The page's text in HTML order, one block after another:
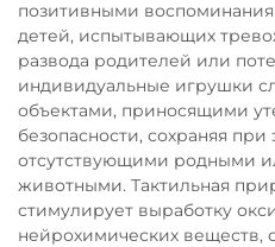
позитивными
детей, испытывающих
развода родителей или
индивидуальные игрушки
объектами, приносящими
безопасности, сохраняя при
отсутствующими родными
животными. Тактильная
стимулирует выработку
нейрохимических веществ,